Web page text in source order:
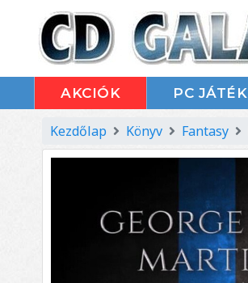
AKCIÓK PC JÁTÉK
Kezdőlap Könyv Fantasy